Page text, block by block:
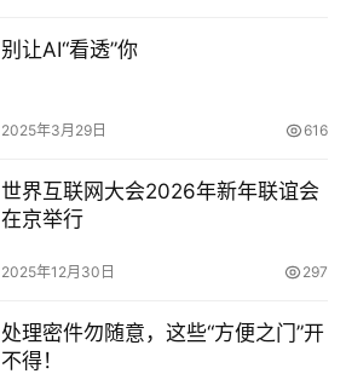
别让AI“看透”你
2025年3月29日 616
世界互联网大会2026年新年联谊会
在京举行
2025年12月30日 297
处理密件勿随意，这些“方便之门”开
不得！